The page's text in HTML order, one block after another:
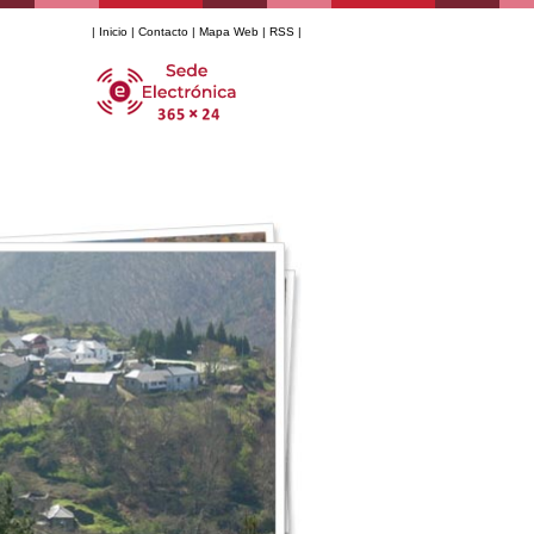
| Inicio |Contacto |Mapa Web |RSS |